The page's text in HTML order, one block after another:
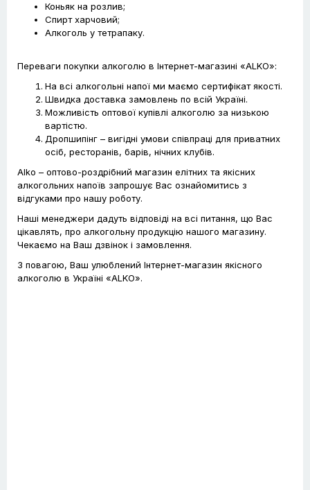
Коньяк на розлив;
Спирт харчовий;
Алкоголь у тетрапаку.
Переваги покупки алкоголю в Інтернет-магазині «ALKO»:
На всі алкогольні напої ми маємо сертифікат якості.
Швидка доставка замовлень по всій Україні.
Можливість оптової купівлі алкоголю за низькою
вартістю.
Дропшипінг – вигідні умови співпраці для приватних
осіб, ресторанів, барів, нічних клубів.
Alko – оптово-роздрібний магазин елітних та якісних
алкогольних напоїв запрошує Вас ознайомитись з
відгуками про нашу роботу.
Наші менеджери дадуть відповіді на всі питання, що Вас
цікавлять, про алкогольну продукцію нашого магазину.
Чекаємо на Ваш дзвінок і замовлення.
З повагою, Ваш улюблений Інтернет-магазин якісного
алкоголю в Україні «ALKO».